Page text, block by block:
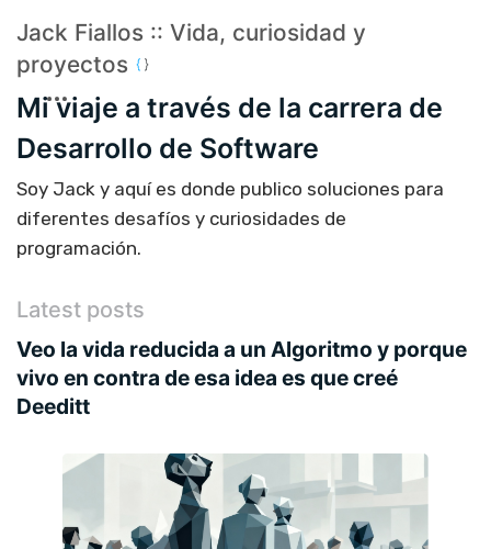
Jack Fiallos :: Vida, curiosidad y
proyectos
Mi viaje a través de la carrera de
Desarrollo de Software
Soy Jack y aquí es donde publico soluciones para
diferentes desafíos y curiosidades de
programación.
Latest posts
Veo la vida reducida a un Algoritmo y porque
vivo en contra de esa idea es que creé
Deeditt